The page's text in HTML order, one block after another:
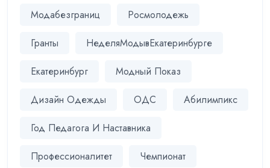
Модабезграниц Росмолодежь
Гранты НеделяМодывЕкатеринбурге
Екатеринбург Модный Показ
Дизайн Одежды ОДС Абилимпикс
Год Педагога И Наставника
Профессионалитет Чемпионат